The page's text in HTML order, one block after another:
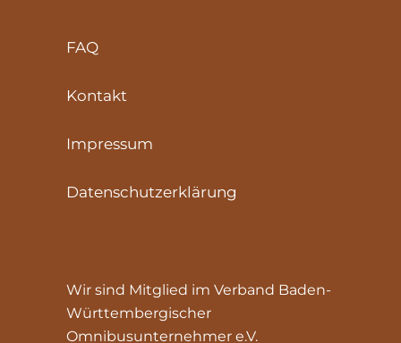
FAQ
Kontakt
Impressum
Datenschutzerklärung
Wir sind Mitglied im Verband Baden-
Württembergischer
Omnibusunternehmer e.V.